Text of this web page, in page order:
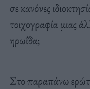
σε κανόνες
τοιχογραφία μιας
ηρωΐδα;
Στο παραπάνω